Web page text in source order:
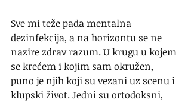
Sve mi teže pada mentalna
dezinfekcija, a na horizontu se ne
nazire zdrav razum. U krugu u kojem
se krećem i kojim sam okružen,
puno je njih koji su vezani uz scenu i
klupski život. Jedni su ortodoksni,